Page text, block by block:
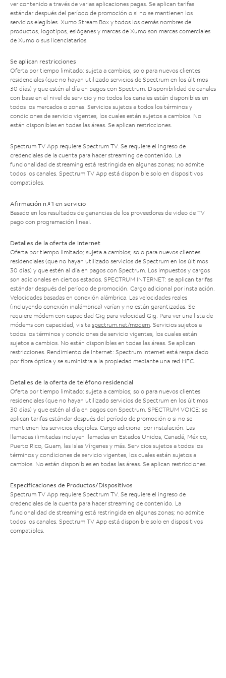
ver contenido a través de varias aplicaciones pagas. Se aplican tarifas
estándar después del período de promoción o si no se mantienen los
servicios elegibles. Xumo Stream Box y todos los demás nombres de
productos, logotipos, eslóganes y marcas de Xumo son marcas comerciales
de Xumo o sus licenciatarios.
Se aplican restricciones
Oferta por tiempo limitado; sujeta a cambios; solo para nuevos clientes
residenciales (que no hayan utilizado servicios de Spectrum en los últimos
30 días) y que estén al día en pagos con Spectrum. Disponibilidad de canales
con base en el nivel de servicio y no todos los canales están disponibles en
todos los mercados o zonas. Servicios sujetos a todos los términos y
condiciones de servicio vigentes, los cuales están sujetos a cambios. No
están disponibles en todas las áreas. Se aplican restricciones.
Spectrum TV App requiere Spectrum TV. Se requiere el ingreso de
credenciales de la cuenta para hacer streaming de contenido. La
funcionalidad de streaming está restringida en algunas zonas; no admite
todos los canales. Spectrum TV App está disponible solo en dispositivos
compatibles.
Afirmación n.º 1 en servicio
Basado en los resultados de ganancias de los proveedores de video de TV
pago con programación lineal.
Detalles de la oferta de Internet
Oferta por tiempo limitado; sujeta a cambios; solo para nuevos clientes
residenciales (que no hayan utilizado servicios de Spectrum en los últimos
30 días) y que estén al día en pagos con Spectrum. Los impuestos y cargos
son adicionales en ciertos estados. SPECTRUM INTERNET: se aplican tarifas
estándar después del período de promoción. Cargo adicional por instalación.
Velocidades basadas en conexión alámbrica. Las velocidades reales
(incluyendo conexión inalámbrica) varían y no están garantizadas. Se
requiere módem con capacidad Gig para velocidad Gig. Para ver una lista de
módems con capacidad, visita spectrum.net/modem. Servicios sujetos a
todos los términos y condiciones de servicio vigentes, los cuales están
sujetos a cambios. No están disponibles en todas las áreas. Se aplican
restricciones. Rendimiento de Internet: Spectrum Internet está respaldado
por fibra óptica y se suministra a la propiedad mediante una red HFC.
Detalles de la oferta de teléfono residencial
Oferta por tiempo limitado; sujeta a cambios; solo para nuevos clientes
residenciales (que no hayan utilizado servicios de Spectrum en los últimos
30 días) y que estén al día en pagos con Spectrum. SPECTRUM VOICE: se
aplican tarifas estándar después del período de promoción o si no se
mantienen los servicios elegibles. Cargo adicional por instalación. Las
llamadas ilimitadas incluyen llamadas en Estados Unidos, Canadá, México,
Puerto Rico, Guam, las Islas Vírgenes y más. Servicios sujetos a todos los
términos y condiciones de servicio vigentes, los cuales están sujetos a
cambios. No están disponibles en todas las áreas. Se aplican restricciones.
Especificaciones de Productos/Dispositivos
Spectrum TV App requiere Spectrum TV. Se requiere el ingreso de
credenciales de la cuenta para hacer streaming de contenido. La
funcionalidad de streaming está restringida en algunas zonas; no admite
todos los canales. Spectrum TV App está disponible solo en dispositivos
compatibles.